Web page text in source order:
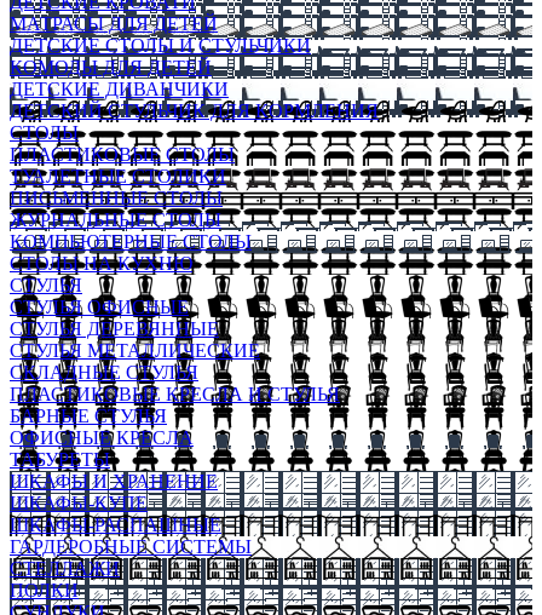
МАТРАСЫ ДЛЯ ДЕТЕЙ
ДЕТСКИЕ СТОЛЫ И СТУЛЬЧИКИ
КОМОДЫ ДЛЯ ДЕТЕЙ
ДЕТСКИЕ ДИВАНЧИКИ
ДЕТСКИЙ СТУЛЬЧИК ДЛЯ КОРМЛЕНИЯ
СТОЛЫ
ПЛАСТИКОВЫЕ СТОЛЫ
ТУАЛЕТНЫЕ СТОЛИКИ
ПИСЬМЕННЫЕ СТОЛЫ
ЖУРНАЛЬНЫЕ СТОЛЫ
КОМПЬЮТЕРНЫЕ СТОЛЫ
СТОЛЫ НА КУХНЮ
СТУЛЬЯ
СТУЛЬЯ ОФИСНЫЕ
СТУЛЬЯ ДЕРЕВЯННЫЕ
СТУЛЬЯ МЕТАЛЛИЧЕСКИЕ
СКЛАДНЫЕ СТУЛЬЯ
ПЛАСТИКОВЫЕ КРЕСЛА И СТУЛЬЯ
БАРНЫЕ СТУЛЬЯ
ОФИСНЫЕ КРЕСЛА
ТАБУРЕТЫ
ШКАФЫ И ХРАНЕНИЕ
ШКАФЫ-КУПЕ
ШКАФЫ-РАСПАШНЫЕ
ГАРДЕРОБНЫЕ СИСТЕМЫ
СТЕЛЛАЖИ
ПОЛКИ